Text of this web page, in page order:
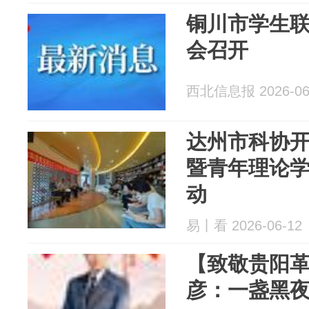
铜川市学生
会召开
西北信息报 2026-
达州市科协
暨青年理论
动
易丨看 2026-06-12
【致敬贵阳
彦：一盏黑